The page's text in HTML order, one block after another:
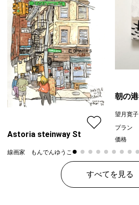
Astoria steinway St
線画家 もんでんゆうこ
¥ 70,000
朝の港
望月寛子
プラン
価格
すべてを見る